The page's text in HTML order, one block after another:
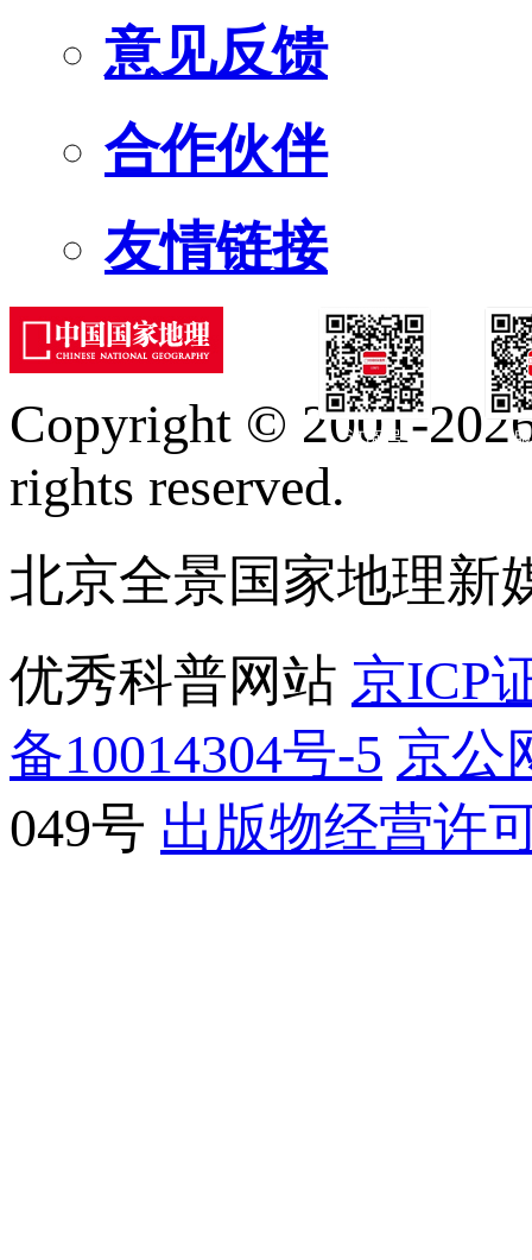
意见反馈
合作伙伴
友情链接
订阅号
Copyright © 2001-
rights reserved.
北京全景国家地理新
优秀科普网站 京ICP
备10014304号-5 京公
049号 出版物经营许